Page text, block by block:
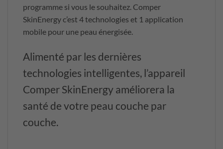
programme si vous le souhaitez. Comper
SkinEnergy c’est 4 technologies et 1 application
mobile pour une peau énergisée.
Alimenté par les dernières
technologies intelligentes, l’appareil
Comper SkinEnergy améliorera la
santé de votre peau couche par
couche.